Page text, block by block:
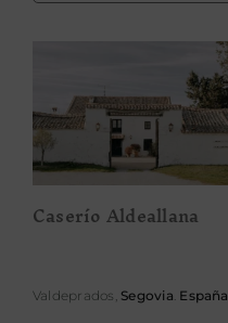
Caserío
Aldeallana
Caserío Aldeallana
Valdeprados, Segovia. España